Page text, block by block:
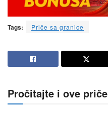
Tags: Priče sa granice
Pročitajte i ove priče